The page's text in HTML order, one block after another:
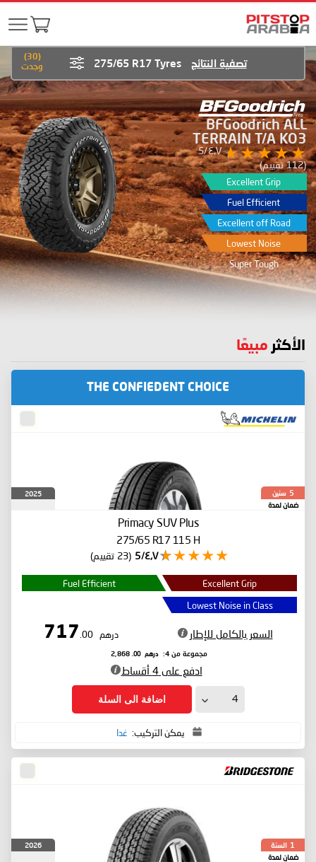
BFGoodrich ALL
TERRAIN T/A KO3
٤٫٧/5
(112 تقييم)
Excellent Grip
Fuel Efficient
Excellent off Road
Lowest Noise
Super Tough
(
30
)
وجدت
تصفية النتائج 275/65 R17 Tyres
الأكثر مبيعًا
THE CONFIEDENT CHOICE
5 سنين
ضمان لمدة
2025
Primacy SUV Plus
275/65 R17 115 H
٤٫٧/5 (23 تقييم)
Excellent Grip
Fuel Efficient
Lowest Noise in Class
السعر بالكامل للإطار درهم 717
.00
مجموعة من 4: درهم 2,868
.00
ادفع على 4 أقساط
اضافة الى السلة
يمكن التركيب: غدا
1 السنة
ضمان لمدة
2026